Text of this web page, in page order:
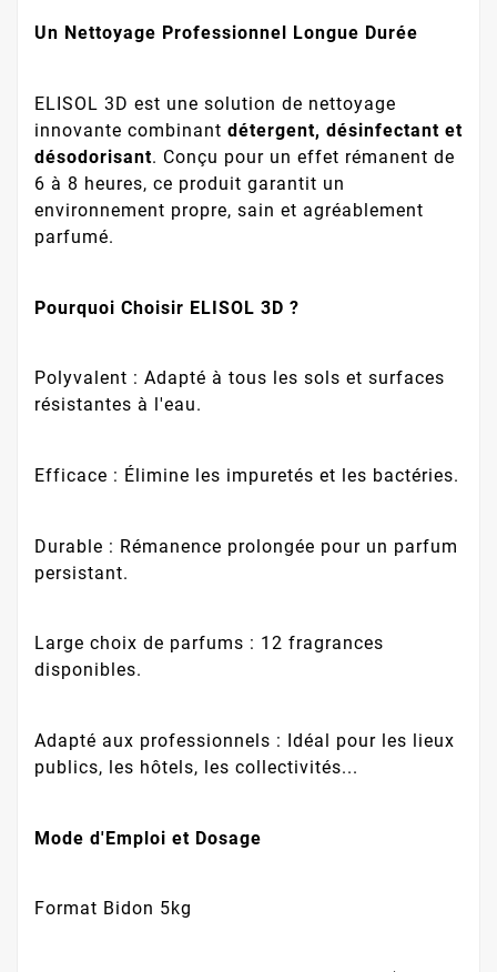
Un Nettoyage Professionnel Longue Durée
ELISOL 3D est une solution de nettoyage
innovante combinant détergent, désinfectant et
désodorisant. Conçu pour un effet rémanent de
6 à 8 heures, ce produit garantit un
environnement propre, sain et agréablement
parfumé.
Pourquoi Choisir ELISOL 3D ?
Polyvalent : Adapté à tous les sols et surfaces
résistantes à l'eau.
Efficace : Élimine les impuretés et les bactéries.
Durable : Rémanence prolongée pour un parfum
persistant.
Large choix de parfums : 12 fragrances
disponibles.
Adapté aux professionnels : Idéal pour les lieux
publics, les hôtels, les collectivités...
Mode d'Emploi et Dosage
Format Bidon 5kg